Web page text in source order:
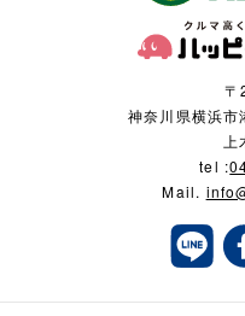
〒
神奈川県横浜
tel :
Mail.